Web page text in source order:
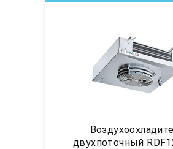
двухпоточный